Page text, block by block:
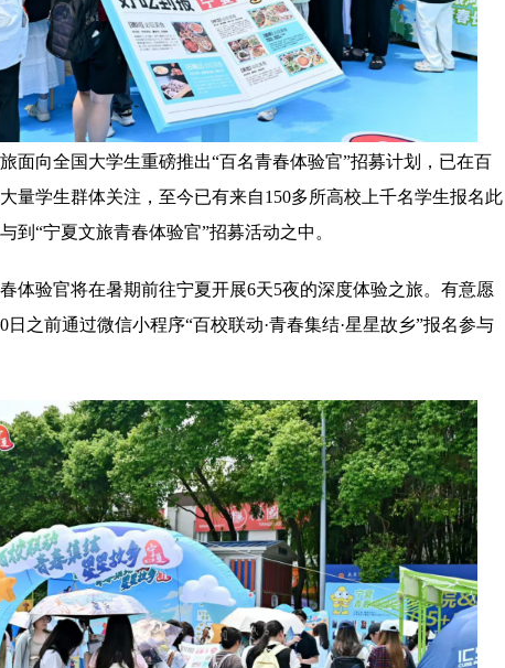
面向全国大学生重磅推出“百名青春体验官”招募计划，已在百
量学生群体关注，至今已有来自150多所高校上千名学生报名此
到“宁夏文旅青春体验官”招募活动之中。
体验官将在暑期前往宁夏开展6天5夜的深度体验之旅。有意愿
之前通过微信小程序“百校联动·青春集结·星星故乡”报名参与